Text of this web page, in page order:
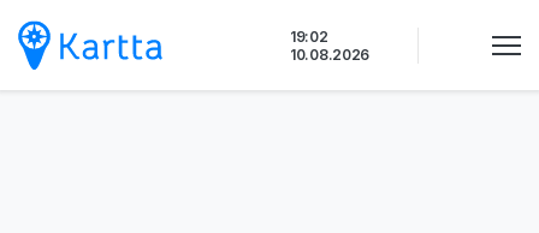
sisältöön
19:02
10.08.2026